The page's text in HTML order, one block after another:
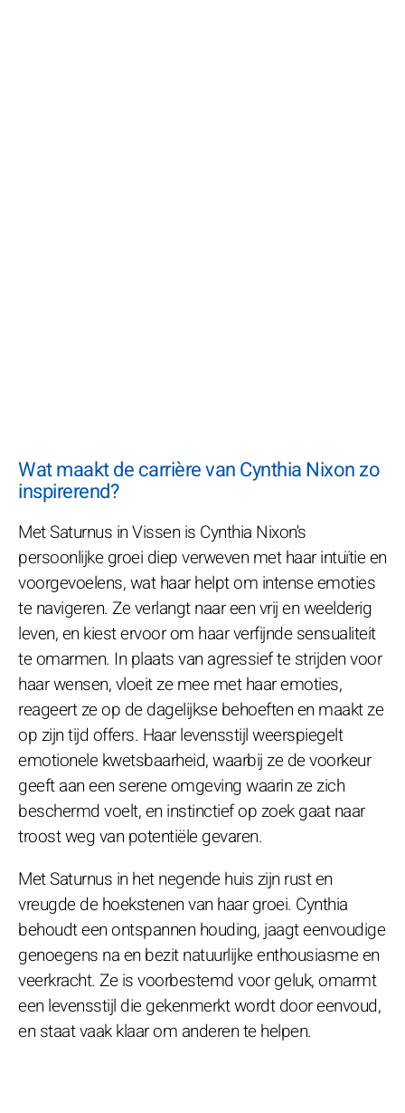
Wat maakt de carrière van Cynthia Nixon zo
inspirerend?
Met Saturnus in Vissen is Cynthia Nixon's
persoonlijke groei diep verweven met haar intuïtie en
voorgevoelens, wat haar helpt om intense emoties
te navigeren. Ze verlangt naar een vrij en weelderig
leven, en kiest ervoor om haar verfijnde sensualiteit
te omarmen. In plaats van agressief te strijden voor
haar wensen, vloeit ze mee met haar emoties,
reageert ze op de dagelijkse behoeften en maakt ze
op zijn tijd offers. Haar levensstijl weerspiegelt
emotionele kwetsbaarheid, waarbij ze de voorkeur
geeft aan een serene omgeving waarin ze zich
beschermd voelt, en instinctief op zoek gaat naar
troost weg van potentiële gevaren.
Met Saturnus in het negende huis zijn rust en
vreugde de hoekstenen van haar groei. Cynthia
behoudt een ontspannen houding, jaagt eenvoudige
genoegens na en bezit natuurlijke enthousiasme en
veerkracht. Ze is voorbestemd voor geluk, omarmt
een levensstijl die gekenmerkt wordt door eenvoud,
en staat vaak klaar om anderen te helpen.